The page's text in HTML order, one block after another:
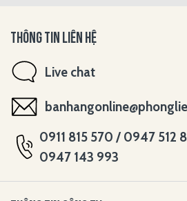
THÔNG TIN LIÊN HỆ
Live chat
0911 815 570 / 0947 512
0947 143 993